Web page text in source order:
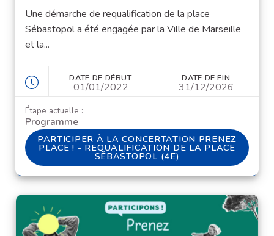
Une démarche de requalification de la place
Sébastopol a été engagée par la Ville de Marseille
et la...
DATE DE DÉBUT
01/01/2022
DATE DE FIN
31/12/2026
Étape actuelle :
Programme
PARTICIPER À LA CONCERTATION PRENEZ
PARTICIPER À LA CONCERTATION PRENEZ
PLACE ! - REQUALIFICATION DE LA PLACE
SÉBASTOPOL (4E)